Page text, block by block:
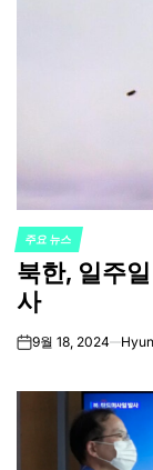
POSTED
IN
주요 뉴스
북한, 일주
사
on9월 18, 2024